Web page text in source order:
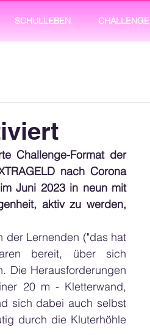
SCHULLEBEN CHALLENGE
Challenge-Format der
nach Corona
Juni 2023 in neun mit
aktiv zu werden,
der Lernenden ("das hat
bereit, über sich
Die Herausforderungen
20 m - Kletterwand,
sich dabei auch selbst
durch die Kluterhöhle